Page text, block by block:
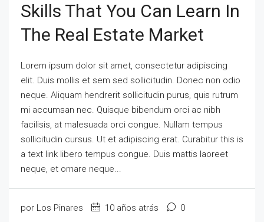
Skills That You Can Learn In
The Real Estate Market
Lorem ipsum dolor sit amet, consectetur adipiscing
elit. Duis mollis et sem sed sollicitudin. Donec non odio
neque. Aliquam hendrerit sollicitudin purus, quis rutrum
mi accumsan nec. Quisque bibendum orci ac nibh
facilisis, at malesuada orci congue. Nullam tempus
sollicitudin cursus. Ut et adipiscing erat. Curabitur this is
a text link libero tempus congue. Duis mattis laoreet
neque, et ornare neque...
por Los Pinares 10 años atrás 0